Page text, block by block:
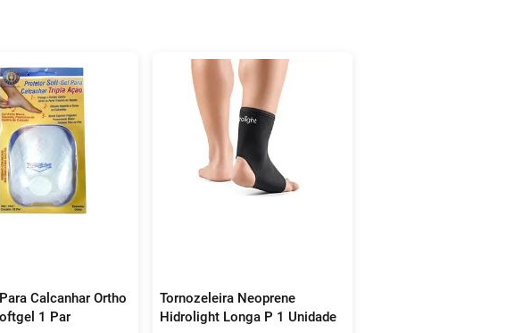
Calcanhar Ortho
1 Par
Tornozeleira Neoprene
Hidrolight Longa P 1 Unidade